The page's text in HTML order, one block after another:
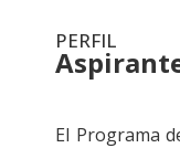
PERFIL
El Programa